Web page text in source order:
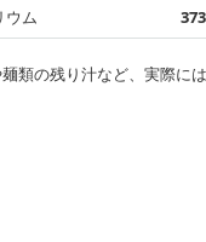
ウム
373
類の残り汁など、実際に